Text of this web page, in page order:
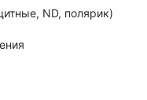
ND, полярик)